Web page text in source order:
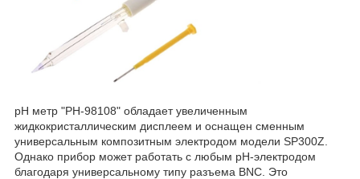
pH метр "PH-98108" обладает увеличенным
жидкокристаллическим дисплеем и оснащен сменным
универсальным композитным электродом модели SP300Z.
Однако прибор может работать с любым pH-электродом
благодаря универсальному типу разъема BNC. Это